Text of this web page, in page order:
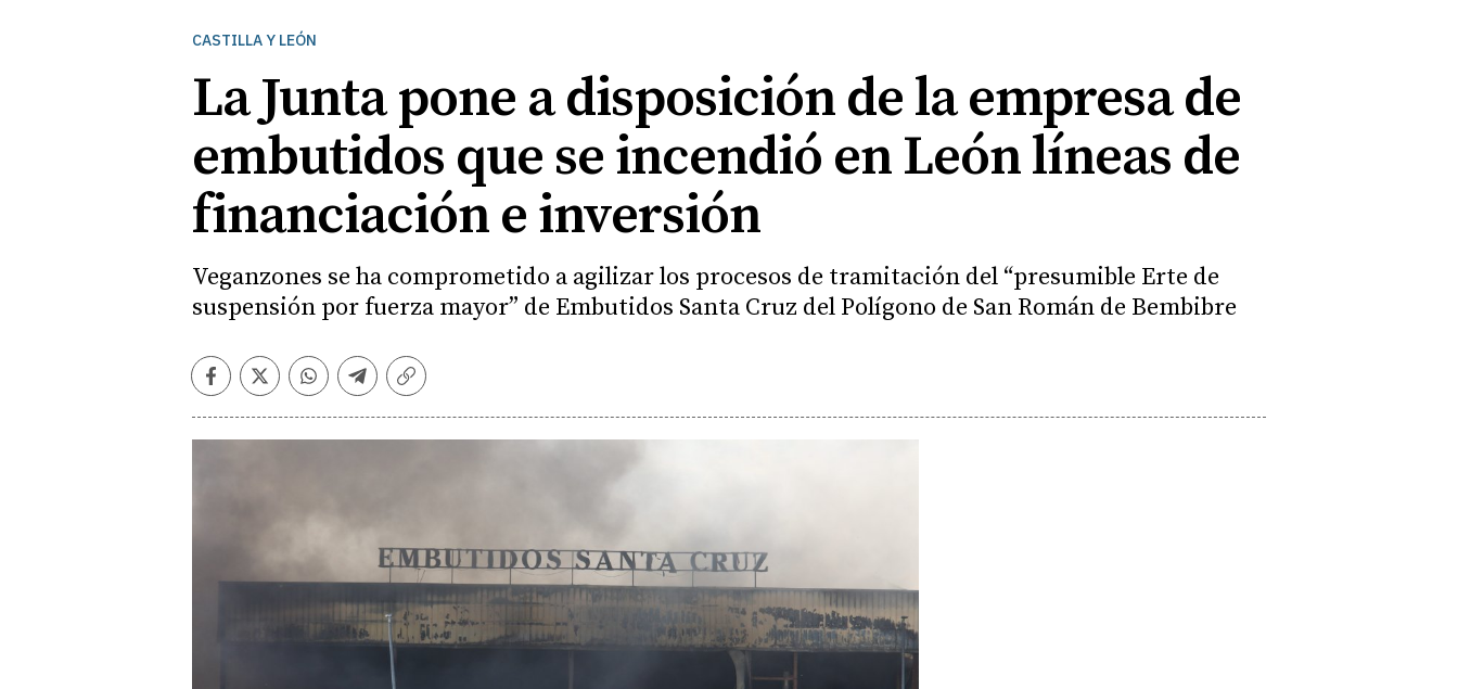
CASTILLA Y LEÓN
La Junta pone a disposición de la empresa de
embutidos que se incendió en León líneas de
financiación e inversión
Veganzones se ha comprometido a agilizar los procesos de tramitación del “presumible Erte de
suspensión por fuerza mayor” de Embutidos Santa Cruz del Polígono de San Román de Bembibre
Facebook
TwitterWhatsapp
Telegram
Copiar